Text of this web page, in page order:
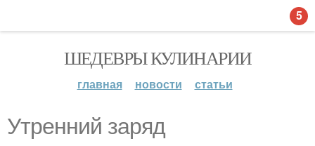
ШЕДЕВРЫ КУЛИНАРИИ
главная новости статьи
Утренний заряд
5